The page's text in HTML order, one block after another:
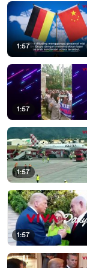
1:57
1:57
1:57
1:57